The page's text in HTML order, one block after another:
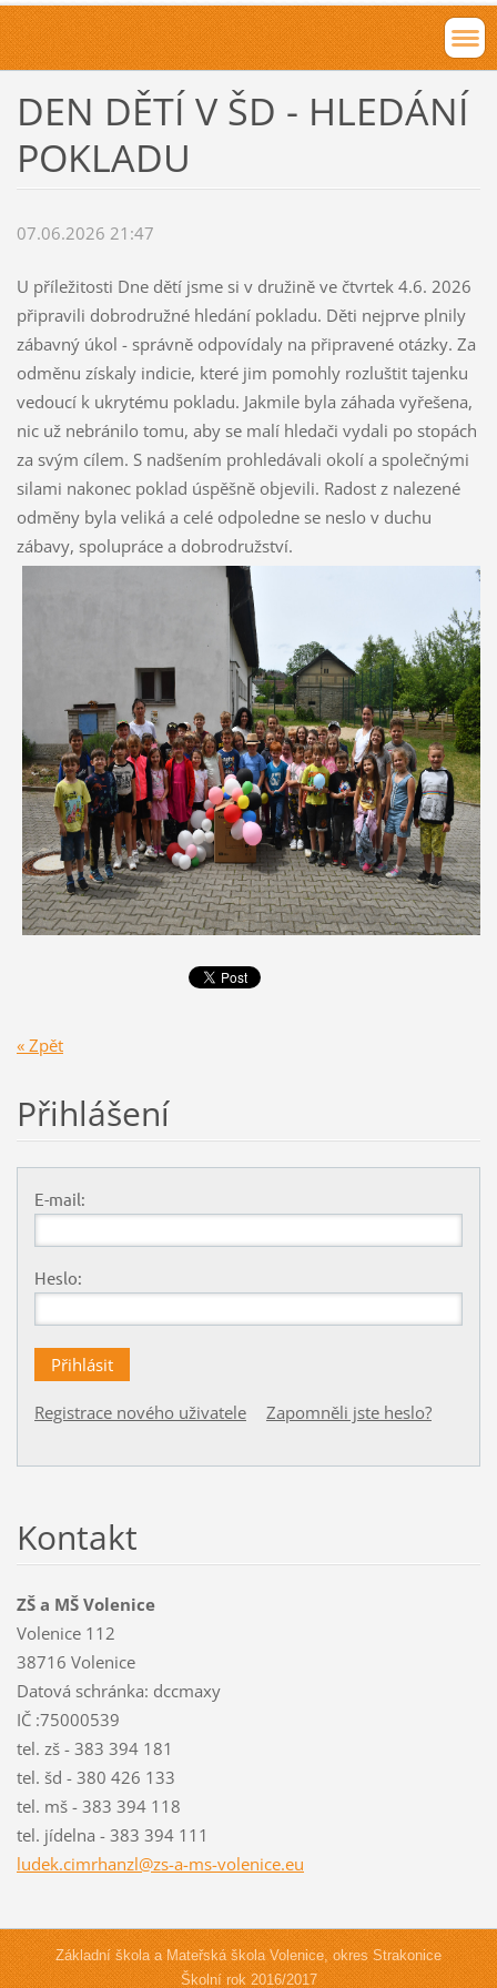
DEN DĚTÍ V ŠD - HLEDÁNÍ
POKLADU
07.06.2026 21:47
U příležitosti Dne dětí jsme si v družině ve čtvrtek 4.6. 2026
připravili dobrodružné hledání pokladu. Děti nejprve plnily
zábavný úkol - správně odpovídaly na připravené otázky. Za
odměnu získaly indicie, které jim pomohly rozluštit tajenku
vedoucí k ukrytému pokladu. Jakmile byla záhada vyřešena,
nic už nebránilo tomu, aby se malí hledači vydali po stopách
za svým cílem. S nadšením prohledávali okolí a společnými
silami nakonec poklad úspěšně objevili. Radost z nalezené
odměny byla veliká a celé odpoledne se neslo v duchu
zábavy, spolupráce a dobrodružství.
« Zpět
Přihlášení
E-mail:
Heslo:
Registrace nového uživatele Zapomněli jste heslo?
Kontakt
ZŠ a MŠ Volenice
Volenice 112
38716 Volenice
Datová schránka: dccmaxy
IČ :75000539
tel. zš - 383 394 181
tel. šd - 380 426 133
tel. mš - 383 394 118
tel. jídelna - 383 394 111
ludek.cimrhanzl@zs-a-ms-volenice.eu
Základní škola a Mateřská škola Volenice, okres Strakonice
Školní rok 2016/2017